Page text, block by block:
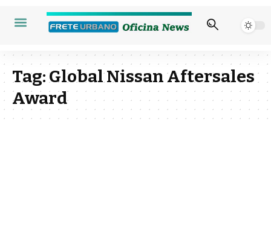
Tag:Global Nissan Aftersales
Award